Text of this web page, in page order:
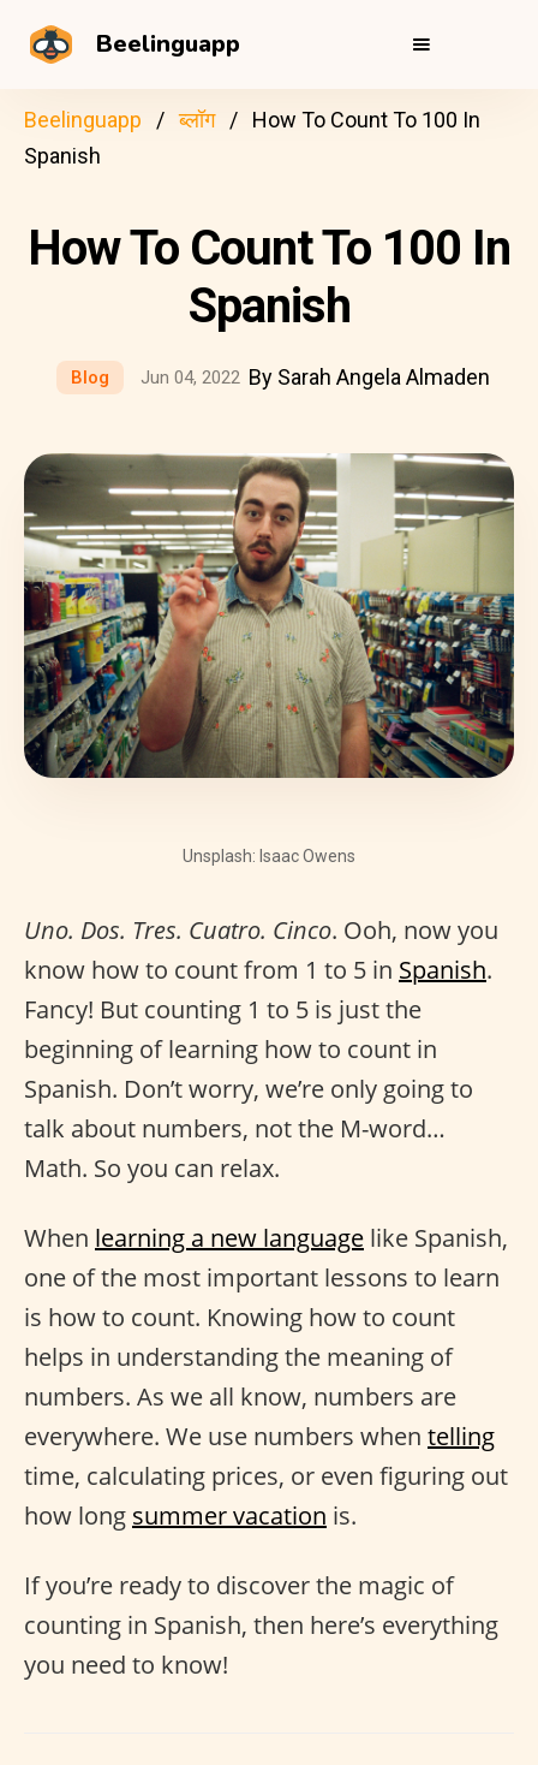
Beelinguapp
Beelinguapp ब्लॉग
How To Count To 100 In
Spanish
How To Count To 100 In
Spanish
Blog Jun 04, 2022 By Sarah Angela Almaden
Unsplash: Isaac Owens
Uno. Dos. Tres. Cuatro. Cinco. Ooh, now you
know how to count from 1 to 5 in Spanish.
Fancy! But counting 1 to 5 is just the
beginning of learning how to count in
Spanish. Don’t worry, we’re only going to
talk about numbers, not the M-word…
Math. So you can relax.
When learning a new language like Spanish,
one of the most important lessons to learn
is how to count. Knowing how to count
helps in understanding the meaning of
numbers. As we all know, numbers are
everywhere. We use numbers when telling
time, calculating prices, or even figuring out
how long summer vacation is.
If you’re ready to discover the magic of
counting in Spanish, then here’s everything
you need to know!